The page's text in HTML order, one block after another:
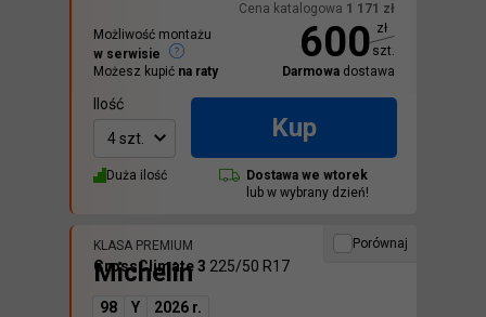
Cena katalogowa 1 171 zł
600 zł
szt.
Darmowa dostawa
Możliwość montażu
w serwisie
Możesz kupić na raty
Ilość
4 szt.
Kup
Duża ilość Dostawa we wtorek
lub w wybrany dzień!
Porównaj
KLASA PREMIUM
Michelin
CrossClimate 3 225/50 R17
98 Y
2026 r.